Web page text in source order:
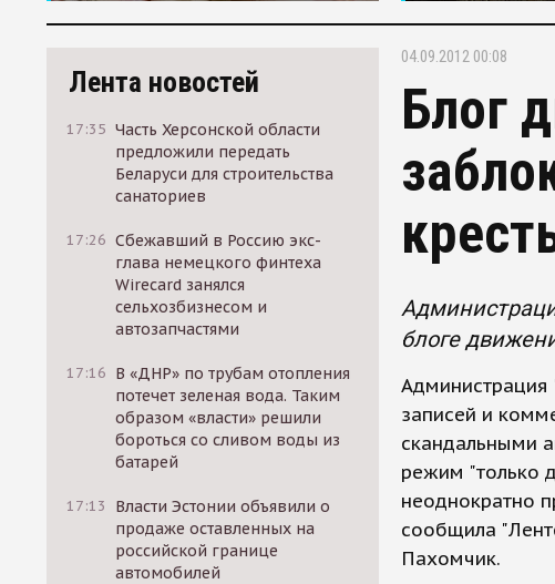
Лента новостей
17:35 Часть Херсонской области
предложили передать
Беларуси для строительства
санаториев
17:26 Сбежавший в Россию экс-
глава немецкого финтеха
Wirecard занялся
сельхозбизнесом и
автозапчастями
17:16 В «ДНР» по трубам отопления
потечет зеленая вода. Таким
образом «власти» решили
бороться со сливом воды из
батарей
17:13
Власти Эстонии объявили о
продаже оставленных на
российской границе
автомобилей
04.09.2012 00:08
Блог
блоге
записей и
скандальными
режим "только
неоднократно
сообщила
Пахомчик.